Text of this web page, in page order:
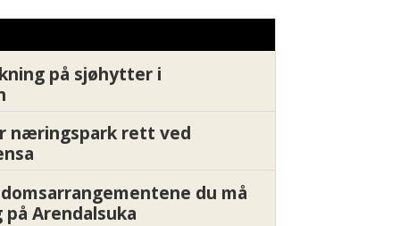
på sjøhytter i
næringspark rett ved
du må
Arendalsuka